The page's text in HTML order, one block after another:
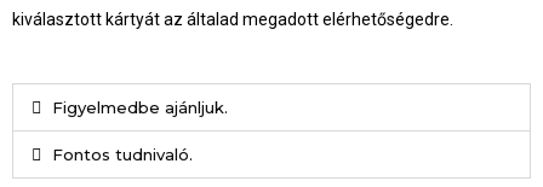
kiválasztott kártyát az általad megadott elérhetőségedre.
Figyelmedbe ajánljuk.
Fontos tudnivaló.